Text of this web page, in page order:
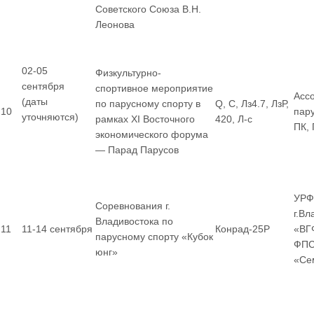
Советского Союза В.Н.
Леонова
10
02-05
сентября
(даты
уточняются)
Физкультурно-
спортивное мероприятие
по парусному спорту в
рамках XI Восточного
экономического форума
— Парад Парусов
Q, С, Лз4.7, ЛзР,
420, Л-с
ПК,
11 11-14 сентября
Соревнования г.
Владивостока по
парусному спорту «Кубок
юнг»
Конрад-25Р